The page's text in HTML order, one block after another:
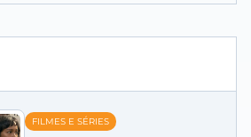
FILMES E SÉRIES